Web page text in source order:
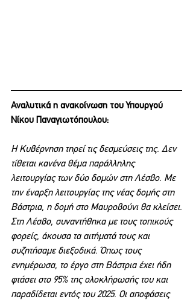
Αναλυτικά η ανακοίνωση του Υπουργού
Νίκου Παναγιωτόπουλου:
Η Κυβέρνηση τηρεί τις δεσμεύσεις της. Δεν
τίθεται κανένα θέμα παράλληλης
λειτουργίας των δύο δομών στη Λέσβο. Με
την έναρξη λειτουργίας της νέας δομής στη
Βάστρια, η δομή στο Μαυροβούνι θα κλείσει.
Στη Λέσβο, συναντήθηκα με τους τοπικούς
φορείς, άκουσα τα αιτήματά τους και
συζητήσαμε διεξοδικά. Όπως τους
ενημέρωσα, το έργο στη Βάστρια έχει ήδη
φτάσει στο 95% της ολοκλήρωσής του και
παραδίδεται εντός του 2025. Οι αποφάσεις